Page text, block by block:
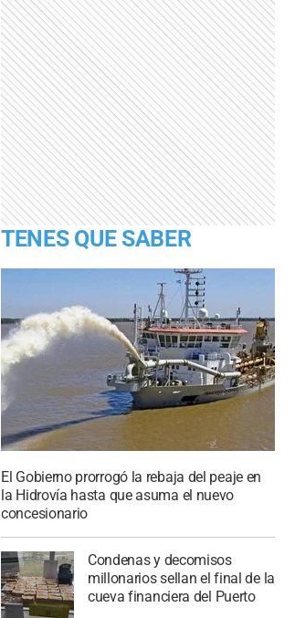
TENES QUE SABER
El Gobierno prorrogó la rebaja del peaje en
la Hidrovía hasta que asuma el nuevo
concesionario
Condenas y decomisos
millonarios sellan el final de la
cueva financiera del Puerto